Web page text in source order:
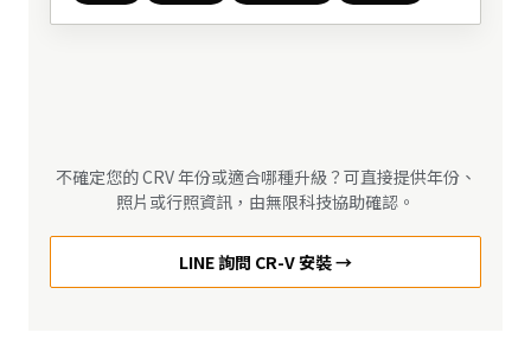
不確定您的 CRV 年份或適合哪種升級？可直接提供年份、
照片或行照資訊，由無限科技協助確認。
LINE 詢問 CR-V 安裝 →